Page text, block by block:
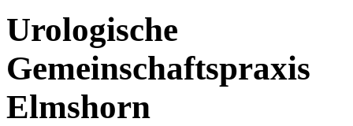
Urologische
Gemeinschaftspraxis
Elmshorn